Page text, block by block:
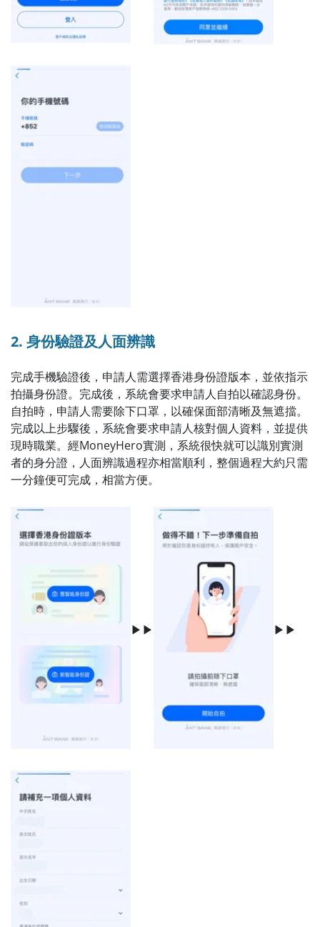
2. 身份驗證及人面辨識
完成手機驗證後，申請人需選擇香港身份證版本，並依指示
拍攝身份證。完成後，系統會要求申請人自拍以確認身份。
自拍時，申請人需要除下口罩，以確保面部清晰及無遮擋。
完成以上步驟後，系統會要求申請人核對個人資料，並提供
現時職業。經MoneyHero實測，系統很快就可以識別實測
者的身分證，人面辨識過程亦相當順利，整個過程大約只需
一分鐘便可完成，相當方便。
▶▶ ▶▶